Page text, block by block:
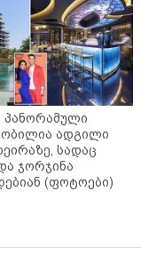
პანორამული
ადგილი
სადაც
ჯორჯინა
(ფოტოები)